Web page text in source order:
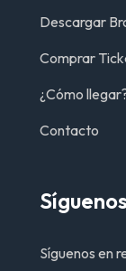
Descargar
Comprar
¿Cómo
Contacto
Síguenos
Síguenos en